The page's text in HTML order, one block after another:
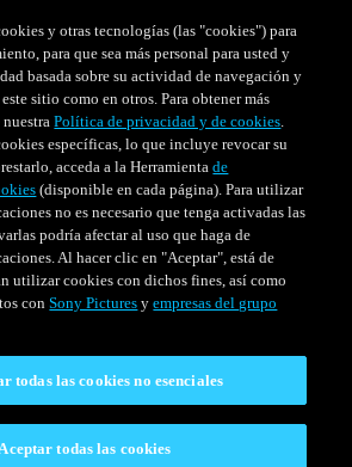
ESPECIALES
y otras tecnologías (las "cookies") para
para que sea más personal para usted y
basada sobre su actividad de navegación y
sitio como en otros. Para obtener más
nuestraPolítica de privacidad y de cookies.
específicas, lo que incluye revocar su
acceda a la Herramientade
(disponible en cada página). Para utilizar
no es necesario que tenga activadas las
podría afectar al uso que haga de
Al hacer clic en "Aceptar", está de
utilizar cookies con dichos fines, así como
conSony Pictures yempresas del grupo
todas las cookies no esenciales
todas las cookies